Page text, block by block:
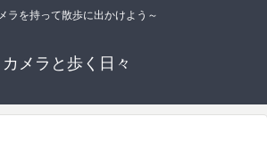
ラを持って散歩に出かけよう～
カメラと歩く日々